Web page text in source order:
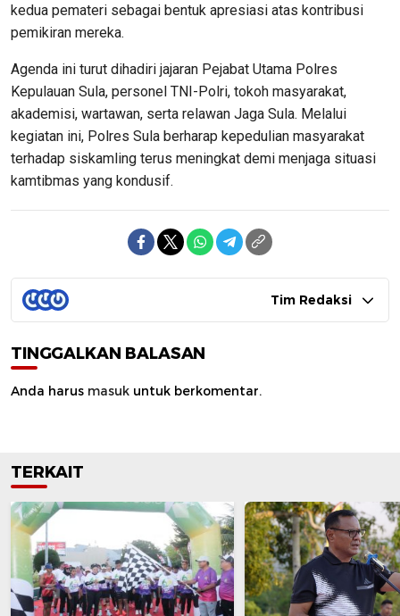
kedua pemateri sebagai bentuk apresiasi atas kontribusi
pemikiran mereka.
Agenda ini turut dihadiri jajaran Pejabat Utama Polres
Kepulauan Sula, personel TNI-Polri, tokoh masyarakat,
akademisi, wartawan, serta relawan Jaga Sula. Melalui
kegiatan ini, Polres Sula berharap kepedulian masyarakat
terhadap siskamling terus meningkat demi menjaga situasi
kamtibmas yang kondusif.
Tim Redaksi
TINGGALKAN BALASAN
Anda harus masuk untuk berkomentar.
TERKAIT